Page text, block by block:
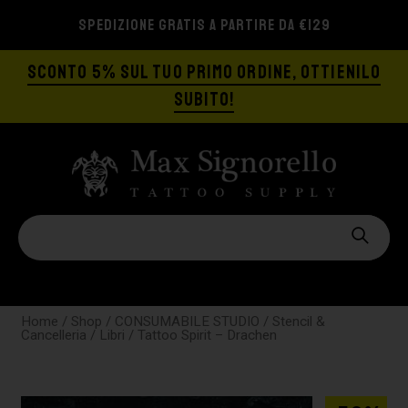
SPEDIZIONE GRATIS A PARTIRE DA €129
SCONTO 5% SUL TUO PRIMO ORDINE, OTTIENILO
SUBITO!
Home / Shop / CONSUMABILE STUDIO / Stencil &
Cancelleria / Libri / Tattoo Spirit – Drachen